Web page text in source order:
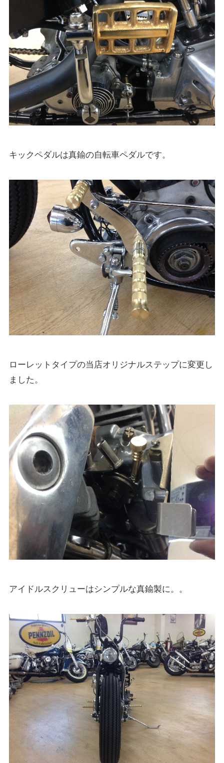
キックペダルは真鍮の自転車ペダルです。
ローレットタイプの当店オリジナルステップに変更し
ました。
アイドルスクリューはシンプルな真鍮製に。。